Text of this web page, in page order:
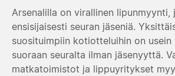
Arsenalilla on virallinen lipunmyynti,
ensisijaisesti seuran jäseniä.
suosituimpiin kotiotteluihin on usein
suoraan seuralta ilman jäsenyyttä.
matkatoimistot ja lippuyritykset